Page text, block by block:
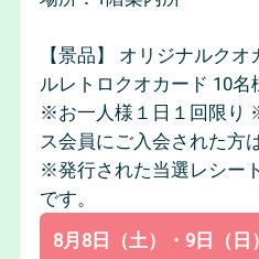
【景品】 オリジナルク
ルレトロクオカード 10名
※お一人様１日１回限り
ス会員にご入会された方
※発行された当選レシー
です。
8月8日（土）・9日（日